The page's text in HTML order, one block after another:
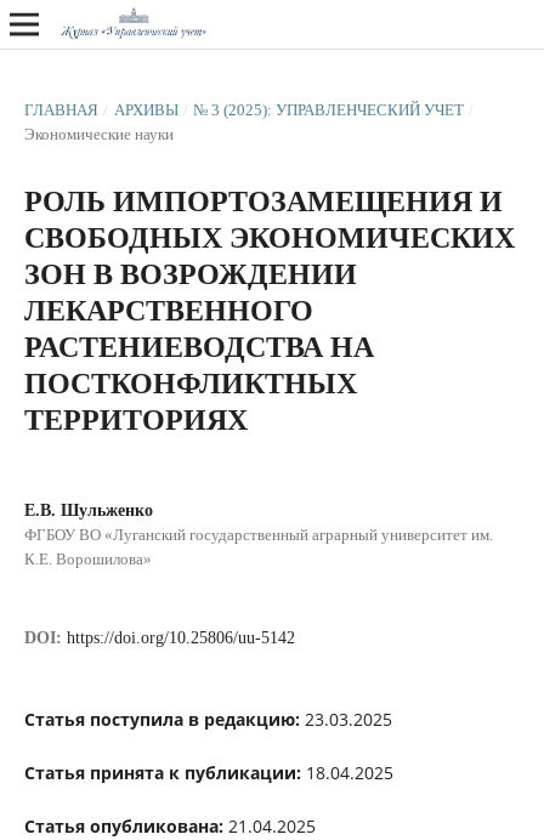
ГЛАВНАЯ / АРХИВЫ / № 3 (2025): УПРАВЛЕНЧЕСКИЙ УЧЕТ /
Экономические науки
РОЛЬ ИМПОРТОЗАМЕЩЕНИЯ И
СВОБОДНЫХ ЭКОНОМИЧЕСКИХ
ЗОН В ВОЗРОЖДЕНИИ
ЛЕКАРСТВЕННОГО
РАСТЕНИЕВОДСТВА НА
ПОСТКОНФЛИКТНЫХ
ТЕРРИТОРИЯХ
Е.В. Шульженко
ФГБОУ ВО «Луганский государственный аграрный университет им.
К.Е. Ворошилова»
DOI: https://doi.org/10.25806/uu-5142
Статья поступила в редакцию:23.03.2025
Статья принята к публикации:18.04.2025
Статья опубликована:21.04.2025